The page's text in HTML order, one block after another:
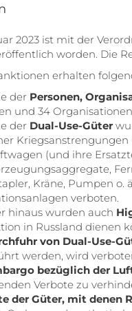
2023 ist mit der
worden. Die
erhalten
der Personen,
und 34
der Dual-Use-Güter
(und ihre
Kräne, Pumpen
verboten.
hinaus wurden auch
in Russland dienen
von Dual-Use-
werden, wird
bezüglich der
Verbote zu
der Güter, mit denen